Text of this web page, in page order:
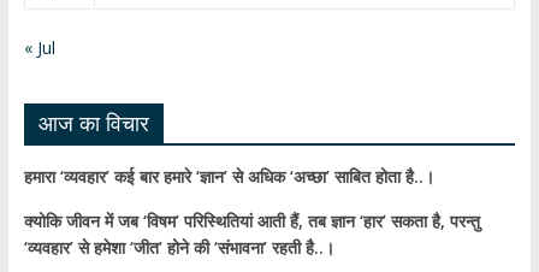
« Jul
आज का विचार
हमारा ‘व्यवहार’ कई बार हमारे ‘ज्ञान’ से अधिक ‘अच्छा’ साबित होता है..।
क्योकि जीवन में जब ‘विषम’ परिस्थितियां आती हैं,तब ज्ञान ‘हार’ सकता है,परन्तु
‘व्यवहार’ से हमेशा ‘जीत’ होने की ‘संभावना’ रहती है..।